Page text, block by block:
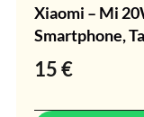
Xiaomi – Mi
Smartphone,
15€